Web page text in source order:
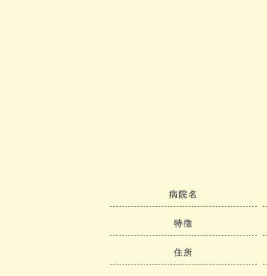
病院名
特徴
住所